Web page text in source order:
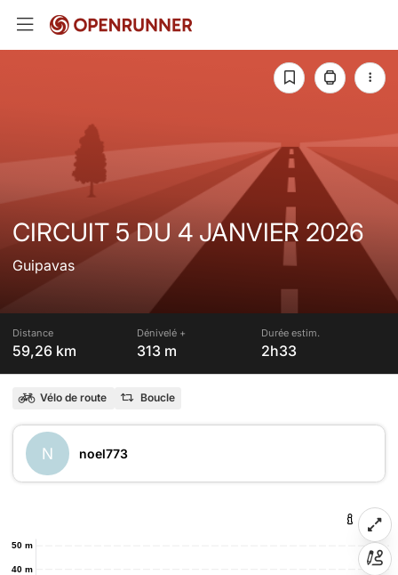
CIRCUIT 5 DU 4 JANVIER 2026
Guipavas
Distance
59,26 km
Dénivelé +
313 m
Durée estim.
2h33
Vélo de route Boucle
N noel773
40 m
50 m